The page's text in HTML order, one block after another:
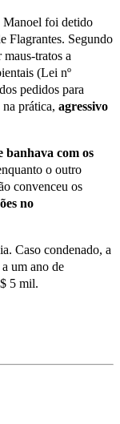
Manoel foi detido
Flagrantes. Segundo
tratos a
(Lei nº
pedidos para
prática, agressivo
banhava com os
o outro
convenceu os
no
Caso condenado, a
a um ano de
5 mil.